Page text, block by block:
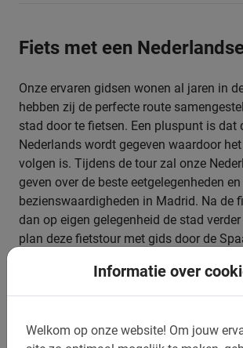
Informatie over
Welkom op onze website! Om jouw
Fiets met een
Onze ervaren gidsen wonen al jaren in
hebben zij de perfecte route
stad door te fietsen. Een pluspunt is dat
Nederlands wordt gegeven waardoor
volgen is. Tijdens de tour zal onze
geven over de beste eetgelegenheden
bezienswaardigheden in Madrid. Na de
dan op eigen gelegenheid de stad
plan deze fietstour met gids door de
Boek nu je rondleiding in